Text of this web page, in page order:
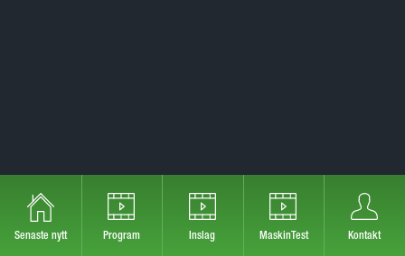
Senaste nytt Program Inslag MaskinTest Kontakt